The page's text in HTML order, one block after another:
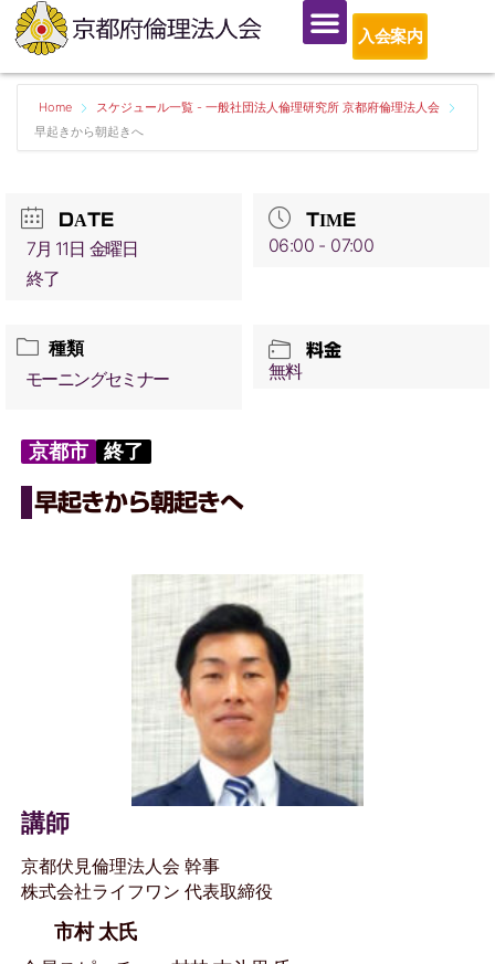
入会案内
Home
スケジュール一覧 - 一般社団法人倫理研究所 京都府倫理法人会
早起きから朝起きへ
DATE
7月 11日 金曜日
終了
TIME
06:00 - 07:00
種類
モーニングセミナー
料金
無料
京都市 終了
早起きから朝起きへ
講師
京都伏見倫理法人会 幹事
株式会社ライフワン 代表取締役
市村 太氏